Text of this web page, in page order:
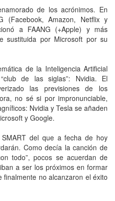
de los acrónimos. En
(Facebook, Amazon, Netflix y
a FAANG (+Apple) y más
sustituida por Microsoft por su
de la Inteligencia Artificial
de las siglas”: Nvidia. El
las previsiones de los
no sé si por impronunciable,
Nvidia y Tesla se añaden
y Google.
del que a fecha de hoy
Como decía la canción de
todo”, pocos se acuerdan de
a ser los próximos en formar
no alcanzaron el éxito